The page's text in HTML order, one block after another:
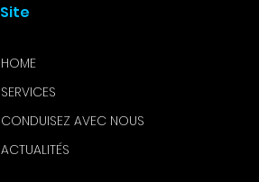
Site
HOME
SERVICES
CONDUISEZ AVEC NOUS
ACTUALITÉS